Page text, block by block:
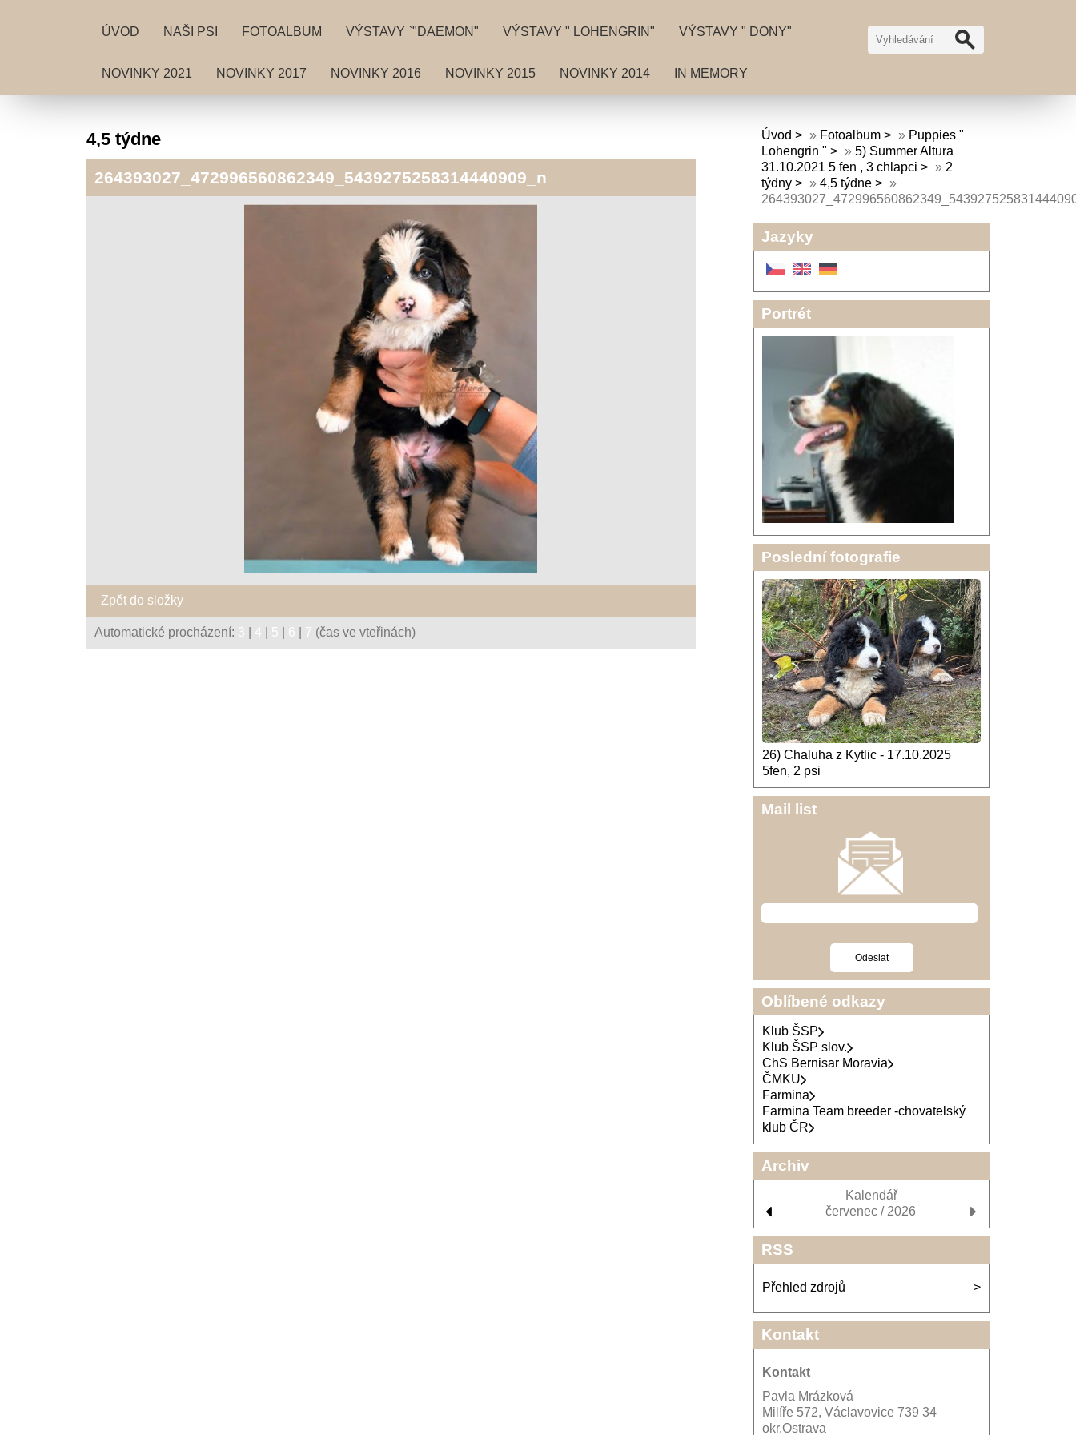
ÚVOD NAŠI PSI FOTOALBUM VÝSTAVY `"DAEMON" VÝSTAVY " LOHENGRIN" VÝSTAVY " DONY"
NOVINKY 2021 NOVINKY 2017 NOVINKY 2016 NOVINKY 2015 NOVINKY 2014 IN MEMORY
4,5 týdne
264393027_472996560862349_5439275258314440909_n
Zpět do složky
Automatické procházení: 3 4 5 6 7 (čas ve vteřinách)
Úvod » Fotoalbum » Puppies "
Lohengrin "
» 5) Summer Altura
31.10.2021 5 fen , 3 chlapci
» 2
týdny
» 4,5 týdne
»
Jazyky
Portrét
Poslední fotografie
26) Chaluha z Kytlic - 17.10.2025
5fen, 2 psi
Mail list
Oblíbené odkazy
Klub ŠSP
Klub ŠSP slov.
ChS Bernisar Moravia
ČMKU
Farmina
Farmina Team breeder -chovatelský
klub ČR
Archiv
Kalendář
červenec / 2026
RSS
Přehled zdrojů
Kontakt
Kontakt
Pavla Mrázková
Milíře 572, Václavovice 739 34
okr.Ostrava